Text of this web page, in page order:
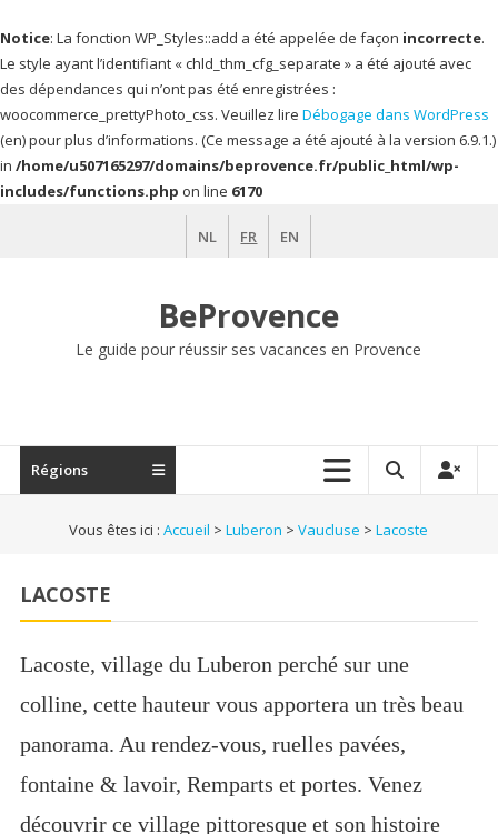
Notice: La fonction WP_Styles::add a été appelée de façon incorrecte.
Le style ayant l’identifiant « chld_thm_cfg_separate » a été ajouté avec
des dépendances qui n’ont pas été enregistrées :
woocommerce_prettyPhoto_css. Veuillez lire Débogage dans WordPress
(en) pour plus d’informations. (Ce message a été ajouté à la version 6.9.1.)
in /home/u507165297/domains/beprovence.fr/public_html/wp-
includes/functions.php on line 6170
NL FR EN
BeProvence
Le guide pour réussir ses vacances en Provence
Régions
Vous êtes ici :Accueil >Luberon >Vaucluse >Lacoste
LACOSTE
Lacoste, village du Luberon perché sur une
colline, cette hauteur vous apportera un très beau
panorama. Au rendez-vous, ruelles pavées,
fontaine & lavoir, Remparts et portes. Venez
découvrir ce village pittoresque et son histoire